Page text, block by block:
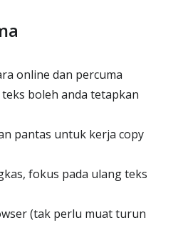
online dan percuma
boleh anda tetapkan
pantas untuk kerja copy
fokus pada ulang teks
(tak perlu muat turun